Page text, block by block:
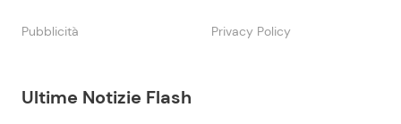
Ultime Notizie Flash
Pubblicità Privacy Policy